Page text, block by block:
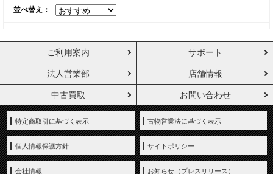
並べ替え：
ご利用案内 サポート
法人営業部 店舗情報
中古買取 お問い合わせ
特定商取引に基づく表示 古物営業法に基づく表示
個人情報保護方針 サイトポリシー
会社情報 お知らせ（プレスリリース）